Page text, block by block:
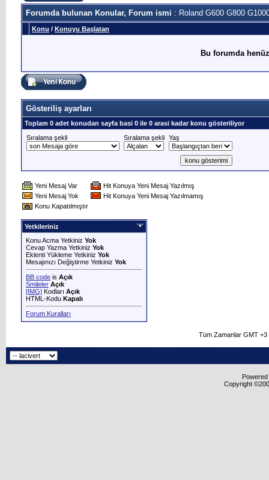
Forumda bulunan Konular, Forum ismi : Roland G600 G800
Konu / Konuyu Başlatan
Bu forumda
Gösteriliş ayarları
Toplam 0 adet konudan sayfa basi 0 ile 0 arasi kadar konu gösteriliyor
Sıralama şekli
Sıralama şekli Yaş
Yeni Mesaj Var
Hit Konuya Yeni Mesaj Yazılmış
Yeni Mesaj Yok
Hit Konuya Yeni Mesaj Yazılmamış
Konu Kapatılmıştır
Yetkileriniz
Konu Acma Yetkiniz Yok
Cevap Yazma Yetkiniz Yok
Eklenti Yükleme Yetkiniz Yok
Mesajınızı Değiştirme Yetkiniz Yok
BB code is Açık
Smileler Açık
[IMG] Kodları Açık
HTML-Kodu Kapalı
Forum Kuralları
Tüm Zamanlar GMT
Copyright